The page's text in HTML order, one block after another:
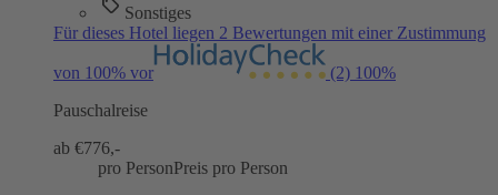
Sonstiges
Für dieses Hotel liegen 2 Bewertungen mit einer Zustimmung
von 100% vor (2) 100%
Pauschalreise
ab €776,-
pro PersonPreis pro Person